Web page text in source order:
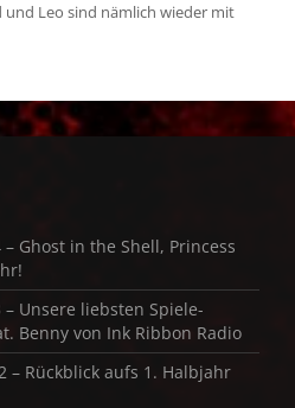
Leo sind nämlich wieder mit
– Ghost in the Shell, Princess
– Unsere liebsten Spiele-
Benny von Ink Ribbon Radio
– Rückblick aufs 1. Halbjahr